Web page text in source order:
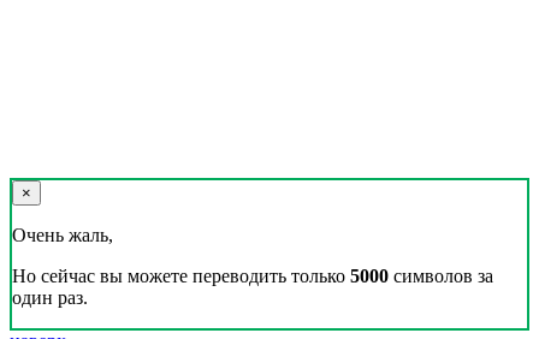
×
Очень жаль,
Но сейчас вы можете переводить только 5000 символов за
один раз.